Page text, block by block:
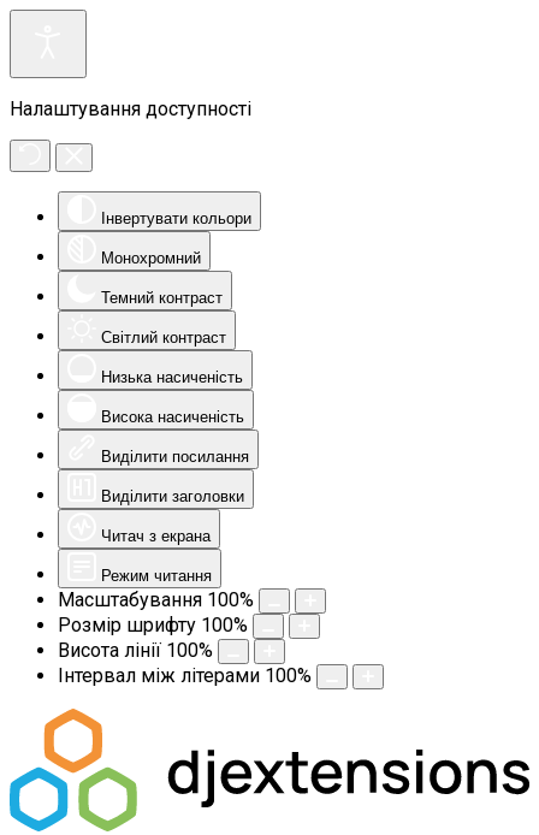
Налаштування доступності
Інвертувати кольори
Монохромний
Темний контраст
Світлий контраст
Низька насиченість
Висока насиченість
Виділити посилання
Виділити заголовки
Читач з екрана
Режим читання
Масштабування 100%
Розмір шрифту 100%
Висота лінії 100%
Інтервал між літерами 100%